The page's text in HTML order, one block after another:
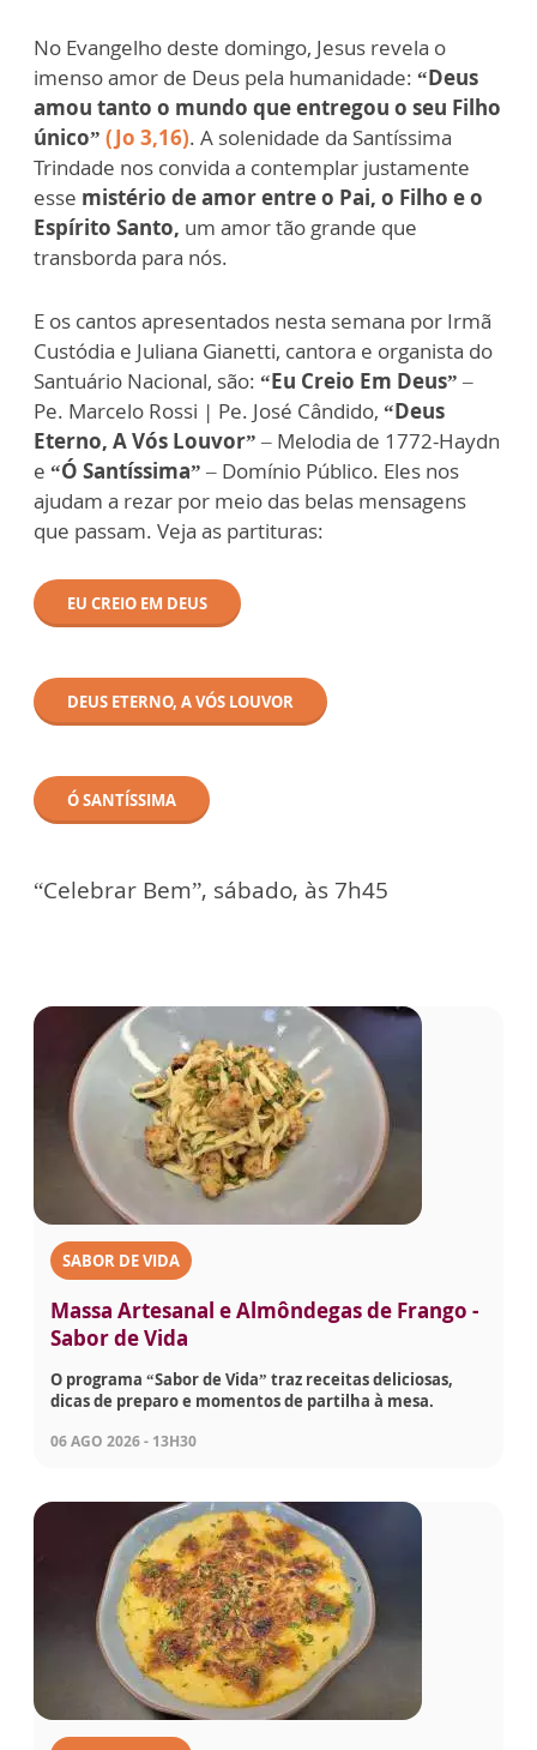
No Evangelho deste domingo, Jesus revela o
imenso amor de Deus pela humanidade: “Deus
amou tanto o mundo que entregou o seu Filho
único” (Jo 3,16). A solenidade da Santíssima
Trindade nos convida a contemplar justamente
esse mistério de amor entre o Pai, o Filho e o
Espírito Santo, um amor tão grande que
transborda para nós.
E os cantos apresentados nesta semana por Irmã
Custódia e Juliana Gianetti, cantora e organista do
Santuário Nacional, são: “Eu Creio Em Deus” –
Pe. Marcelo Rossi | Pe. José Cândido, “Deus
Eterno, A Vós Louvor” – Melodia de 1772-Haydn
e “Ó Santíssima” – Domínio Público. Eles nos
ajudam a rezar por meio das belas mensagens
que passam. Veja as partituras:
EU CREIO EM DEUS
DEUS ETERNO, A VÓS LOUVOR
Ó SANTÍSSIMA
“Celebrar Bem”, sábado, às 7h45
SABOR DE VIDA
Massa Artesanal e Almôndegas de Frango -
Sabor de Vida
O programa “Sabor de Vida” traz receitas deliciosas,
dicas de preparo e momentos de partilha à mesa.
06 AGO 2026 - 13H30